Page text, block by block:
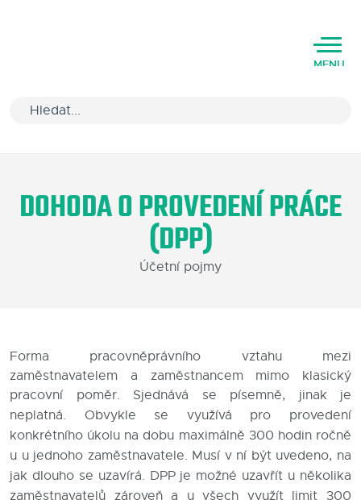
MENU
Varianty software
Školení
Partneři
Blog
Kontakty
DOHODA O PROVEDENÍ PRÁCE
(DPP)
Účetní pojmy
Forma pracovněprávního vztahu mezi
zaměstnavatelem a zaměstnancem mimo klasický
pracovní poměr. Sjednává se písemně, jinak je
neplatná. Obvykle se využívá pro provedení
konkrétního úkolu na dobu maximálně 300 hodin ročně
u u jednoho zaměstnavatele. Musí v ní být uvedeno, na
jak dlouho se uzavírá. DPP je možné uzavřít u několika
zaměstnavatelů zároveň a u všech využít limit 300